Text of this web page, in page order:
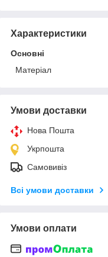
Характеристики
Основні
Матеріал
Умови доставки
Нова Пошта
Укрпошта
Самовивіз
Всі умови доставки
Умови оплати